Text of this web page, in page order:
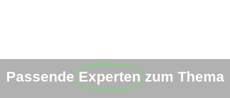
Passende Experten zum Thema